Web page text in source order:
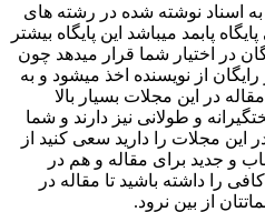
اسناد نوشته شده در رشته های
پابمد میباشد این پایگاه بیشتر
در اختیار شما قرار میدهد چون
از نویسنده اخذ میشود و به
در این مجلات بسیار بالا
و طولانی نیز دارند و شما
مجلات را دارید سعی کنید از
و جدید برای مقاله و هم در
را داشته باشید تا مقاله در
از بین نرود.